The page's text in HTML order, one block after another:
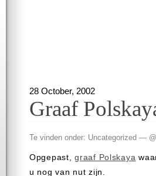
28 October, 2002
Graaf
Te vinden onder: Uncategorized —
Opgepast,graaf Polskaya
u nog van nut zijn.